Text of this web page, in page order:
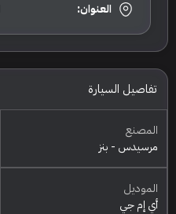
العنوان:
تفاصيل السيارة
المصنع
مرسيدس - بنز
الموديل
أي إم جي